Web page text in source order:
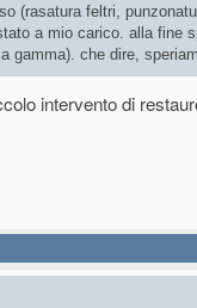
(rasatura feltri,
a mio carico. alla fine
gamma). che dire,
intervento di